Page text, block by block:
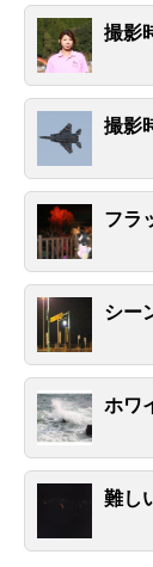
撮影
撮影
フラ
シー
ホワ
難し